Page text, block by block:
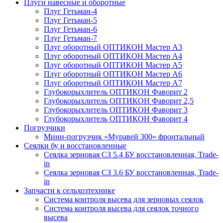
Плуги навесные и оборотные
Плуг Гетьман-4
Плуг Гетьман-5
Плуг Гетьман-6
Плуг Гетьман-7
Плуг оборотный ОПТИКОН Мастер А3
Плуг оборотный ОПТИКОН Мастер А4
Плуг оборотный ОПТИКОН Мастер А5
Плуг оборотный ОПТИКОН Мастер А6
Плуг оборотный ОПТИКОН Мастер А7
Глубокорыхлитель ОПТИКОН Фаворит 2
Глубокорыхлитель ОПТИКОН Фаворит 2,5
Глубокорыхлитель ОПТИКОН Фаворит 3
Глубокорыхлитель ОПТИКОН Фаворит 4
Погрузчики
Мини-погрузчик «Муравей 300» фронтальный
Сеялки бу и восстановленные
Сеялка зерновая СЗ 5.4 БУ восстановленная, Trade-
in
Сеялка зерновая СЗ 3.6 БУ восстановленная, Trade-
in
Запчасти к сельхозтехнике
Система контроля высева для зерновых сеялок
Система контроля высева для сеялок точного
высева